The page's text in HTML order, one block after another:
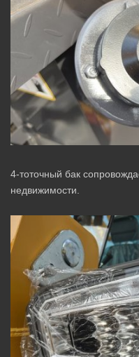
4-тоточный бак
недвижимости.